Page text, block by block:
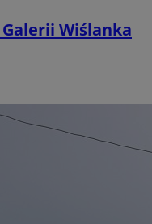
Wiślanka